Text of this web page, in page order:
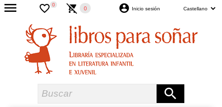
Inicio sesión
0 0